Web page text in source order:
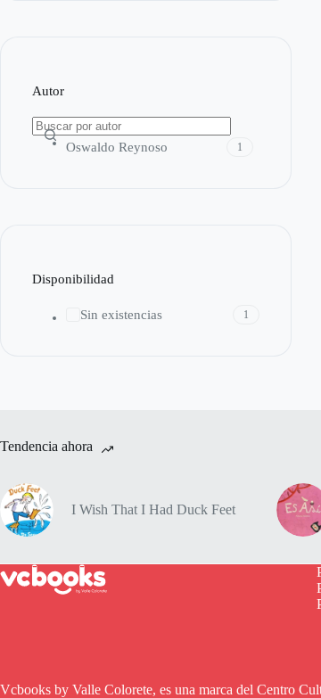
Autor
Oswaldo Reynoso 1
Disponibilidad
Sin existencias 1
Tendencia ahora
I Wish That I Had Duck Feet
Vcbooks by Valle Colorete, es una marca del Centro